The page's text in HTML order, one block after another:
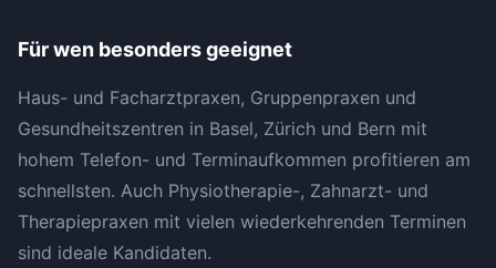
Für wen besonders geeignet
Haus- und Facharztpraxen, Gruppenpraxen und
Gesundheitszentren in Basel, Zürich und Bern mit
hohem Telefon- und Terminaufkommen profitieren am
schnellsten. Auch Physiotherapie-, Zahnarzt- und
Therapiepraxen mit vielen wiederkehrenden Terminen
sind ideale Kandidaten.